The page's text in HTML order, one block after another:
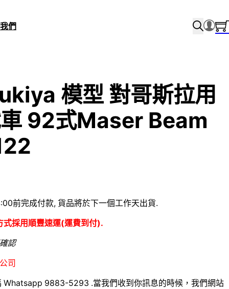
們
模型 對哥斯拉用
92式Maser Beam
前完成付款, 貨品將於下一個工作天出貨.
式採用順豐速運(運費到付).
認
司
Whatsapp 9883-5293 .當我們收到你訊息的時候，我們網站